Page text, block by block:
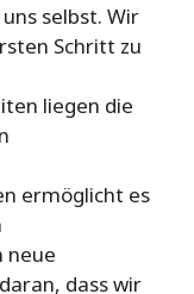
selbst. Wir
Schritt zu
liegen die
ermöglicht es
neue
dass wir